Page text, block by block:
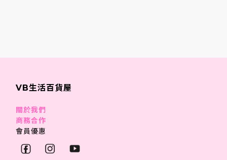
VB生活百貨屋
關於我們
商務合作
會員優惠